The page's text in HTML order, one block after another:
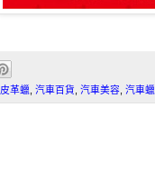
皮革蠟 汽車百貨 汽車美容 汽車蠟